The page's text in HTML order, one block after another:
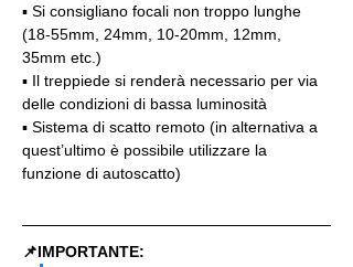
▪️ Si consigliano focali non troppo lunghe
(18-55mm, 24mm, 10-20mm, 12mm,
35mm etc.)
▪️ Il treppiede si renderà necessario per via
delle condizioni di bassa luminosità
▪️ Sistema di scatto remoto (in alternativa a
quest’ultimo è possibile utilizzare la
funzione di autoscatto)
📌IMPORTANTE: